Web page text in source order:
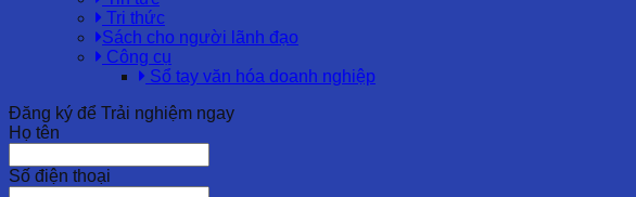
Tri thức
Sách cho người lãnh đạo
Công cụ
Sổ tay văn hóa doanh nghiệp
Đăng ký để Trải nghiệm ngay
Họ tên
Số điện thoại